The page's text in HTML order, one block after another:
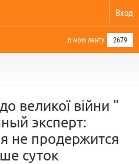
Вход
в мою ленту 2679
великої війни "
эксперт:
не продержится
суток